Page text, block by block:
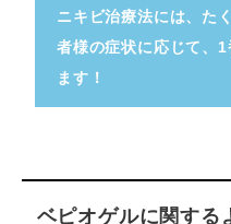
ニキビ治療法には、た
者様の症状に応じて、
ます！
ベピオゲルに関する